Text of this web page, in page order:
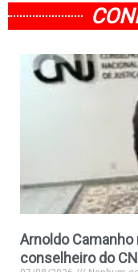
Arnoldo
conselheiro do